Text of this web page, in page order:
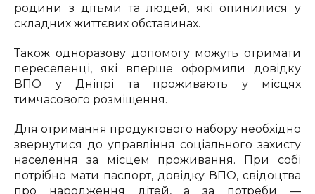
родини з дітьми та людей, які опинилися у
складних життєвих обставинах.
Також одноразову допомогу можуть отримати
переселенці, які вперше оформили довідку
ВПО у Дніпрі та проживають у місцях
тимчасового розміщення.
Для отримання продуктового набору необхідно
звернутися до управління соціального захисту
населення за місцем проживання. При собі
потрібно мати паспорт, довідку ВПО, свідоцтва
про народження дітей, а за потреби —